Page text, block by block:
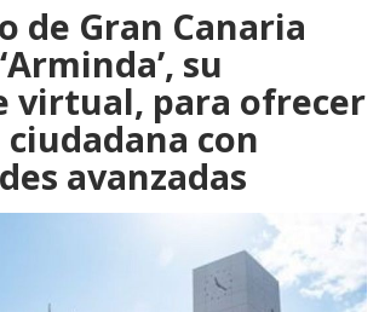
de Gran Canaria
su
virtual, para ofrecer
con
avanzadas